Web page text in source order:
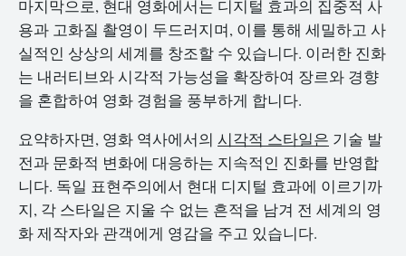
마지막으로, 현대 영화에서는 디지털 효과의 집중적 사
용과 고화질 촬영이 두드러지며, 이를 통해 세밀하고 사
실적인 상상의 세계를 창조할 수 있습니다. 이러한 진화
는 내러티브와 시각적 가능성을 확장하여 장르와 경향
을 혼합하여 영화 경험을 풍부하게 합니다.
요약하자면, 영화 역사에서의 시각적 스타일은 기술 발
전과 문화적 변화에 대응하는 지속적인 진화를 반영합
니다. 독일 표현주의에서 현대 디지털 효과에 이르기까
지, 각 스타일은 지울 수 없는 흔적을 남겨 전 세계의 영
화 제작자와 관객에게 영감을 주고 있습니다.